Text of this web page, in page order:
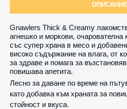
ОПИСАНИЕ
Gnawlers Thick & Creamy
агнешко и моркови, очарователна
със супер храна в месо и
високо съдържание на влага, от
за здраве и помага за
повишава апетита.
Лесно за даване по време на
като добавка към храната за
стойност и вкуса.